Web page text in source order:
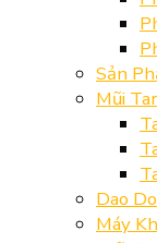
Sản
Mũi
Dao
Máy